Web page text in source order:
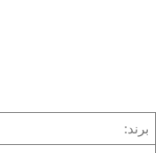
برند: